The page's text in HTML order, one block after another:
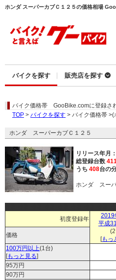
ホンダ スーパーカブＣ１２５の価格相場
バイクを探す 販売店を探す
バイク価格帯 GooBike.comに登録さ
TOP > バイクを探す > バイク価格帯
ホンダ スーパーカブＣ１２５
リリース年月
総登録台数
うち 408台の
ホンダ スーパ
初度登録年
2019
平成
[もっ
価格
100万円以上(1台)
[もっと見る]
95万円
90万円